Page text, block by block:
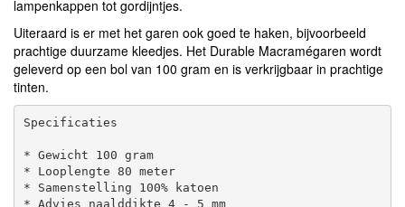
lampenkappen tot gordijntjes.
Uiteraard is er met het garen ook goed te haken, bijvoorbeeld
prachtige duurzame kleedjes. Het Durable Macramégaren wordt
geleverd op een bol van 100 gram en is verkrijgbaar in prachtige
tinten.
Specificaties
* Gewicht 100 gram
* Looplengte 80 meter
* Samenstelling 100% katoen
* Advies naalddikte 4 - 5 mm